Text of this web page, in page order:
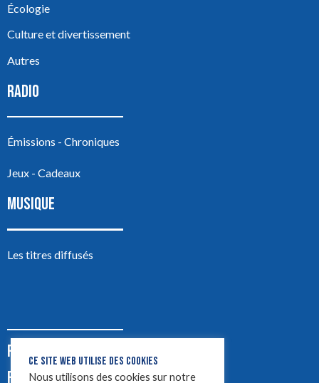
Écologie
Culture et divertissement
Autres
RADIO
Émissions - Chroniques
Jeux - Cadeaux
MUSIQUE
Les titres diffusés
PODCASTS
PUB
CE SITE WEB UTILISE DES COOKIES
Nous utilisons des cookies sur notre